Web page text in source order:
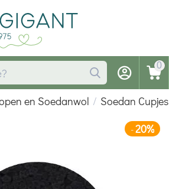
0
en Soedanwol / Soedan Cupjes
-20%